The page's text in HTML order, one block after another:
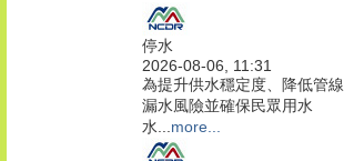
停水
2026-08-06, 11:31
為提升供水穩定度、降低管線
漏水風險並確保民眾用水
水... more...